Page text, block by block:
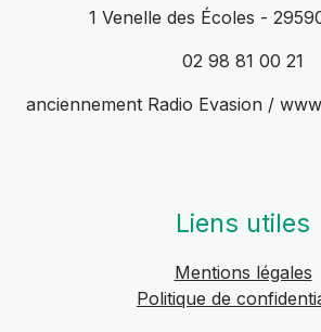
1 Venelle des Écoles -
02 98 81 00 21
anciennement Radio Evasion /
Liens utiles
Mentions légales
Politique de